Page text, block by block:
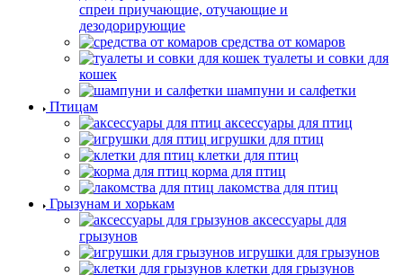
спреи приучающие, отучающие и
дезодорирующие
средства от комаров
туалеты и совки для
кошек
шампуни и салфетки
Птицам
аксессуары для птиц
игрушки для птиц
клетки для птиц
корма для птиц
лакомства для птиц
Грызунам и хорькам
аксессуары для
грызунов
игрушки для грызунов
клетки для грызунов